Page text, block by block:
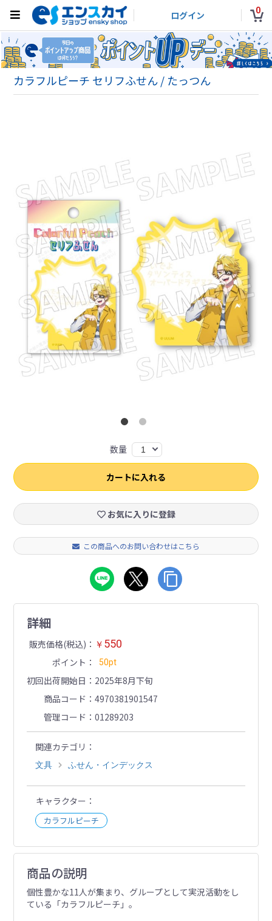
ログイン 0
カラフルピーチ セリフふせん / たっつん
数量 1
カートに入れる
お気に入りに登録
この商品へのお問い合わせはこちら
詳細
販売価格(税込) ￥ 550
ポイント 50pt
初回出荷開始日
2025年8月下旬
商品コード
4970381901547
管理コード
01289203
関連カテゴリ
文具 ふせん・インデックス
キャラクター
カラフルピーチ
商品の説明
個性豊かな11人が集まり、グループとして実況活動をし
ている「カラフルピーチ」。